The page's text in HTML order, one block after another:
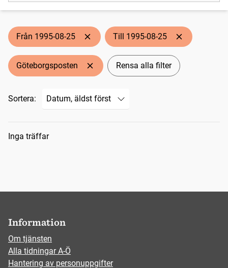
Från 1995-08-25 Till 1995-08-25
Göteborgsposten Rensa alla filter
Sortera:
Sökresultat
Inga träffar
Information
Om tjänsten
Alla tidningar A-Ö
Hantering av personuppgifter